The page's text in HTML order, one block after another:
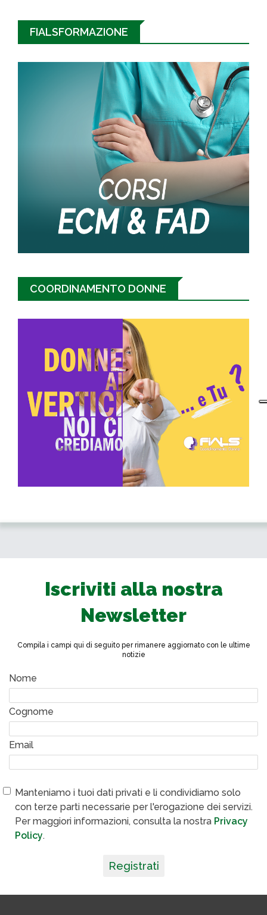
FIALSFORMAZIONE
COORDINAMENTO DONNE
Iscriviti alla nostra
Newsletter
Compila i campi qui di seguito per rimanere aggiornato con le ultime
notizie
Nome
Cognome
Email
Manteniamo i tuoi dati privati e li condividiamo solo
con terze parti necessarie per l'erogazione dei servizi.
Per maggiori informazioni, consulta la nostra Privacy
Policy.
Registrati